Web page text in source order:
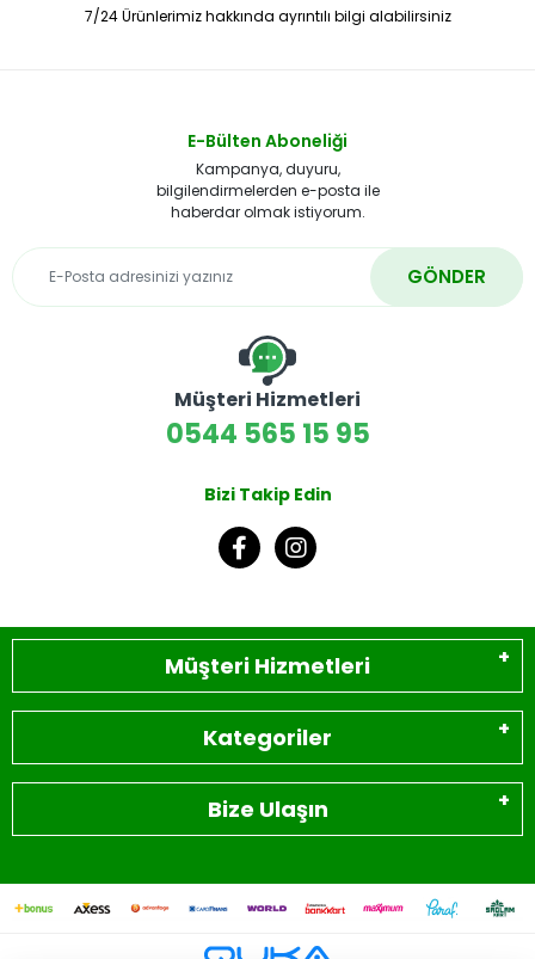
7/24 Ürünlerimiz hakkında ayrıntılı bilgi alabilirsiniz
E-Bülten Aboneliği
Kampanya, duyuru,
bilgilendirmelerden e-posta ile
haberdar olmak istiyorum.
GÖNDER
Müşteri Hizmetleri
0544 565 15 95
Bizi Takip Edin
Müşteri Hizmetleri
Kategoriler
Bize Ulaşın